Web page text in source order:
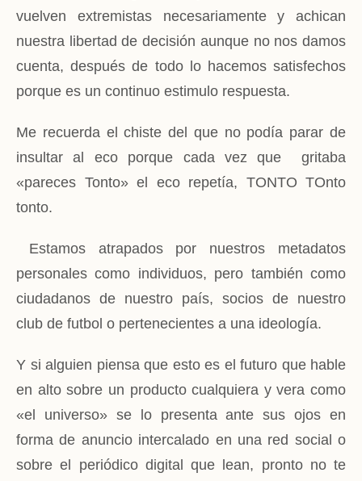
vuelven extremistas necesariamente y achican
nuestra libertad de decisión aunque no nos damos
cuenta, después de todo lo hacemos satisfechos
porque es un continuo estimulo respuesta.
Me recuerda el chiste del que no podía parar de
insultar al eco porque cada vez que gritaba
«pareces Tonto» el eco repetía, TONTO TOnto
tonto.
Estamos atrapados por nuestros metadatos
personales como individuos, pero también como
ciudadanos de nuestro país, socios de nuestro
club de futbol o pertenecientes a una ideología.
Y si alguien piensa que esto es el futuro que hable
en alto sobre un producto cualquiera y vera como
«el universo» se lo presenta ante sus ojos en
forma de anuncio intercalado en una red social o
sobre el periódico digital que lean, pronto no te